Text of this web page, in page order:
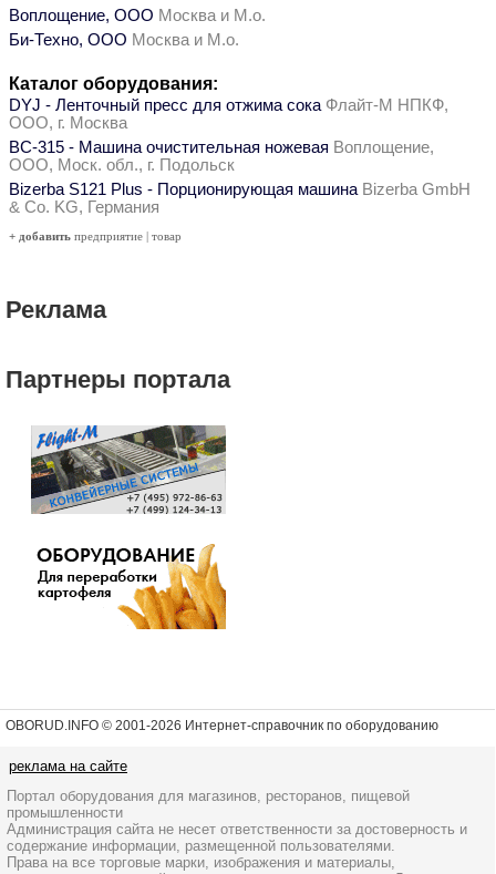
Воплощение, ООО Москва и М.о.
Би-Техно, ООО Москва и М.о.
Каталог оборудования:
DYJ - Ленточный пресс для отжима сока Флайт-М НПКФ,
ООО, г. Москва
ВС-315 - Машина очистительная ножевая Воплощение,
ООО, Моск. обл., г. Подольск
Bizerba S121 Plus - Порционирующая машина Bizerba GmbH
& Co. KG, Германия
+ добавить предприятие | товар
Реклама
Партнеры портала
OBORUD.INFO © 2001-2026 Интернет-справочник по оборудованию
реклама на сайте
Портал оборудования для магазинов, ресторанов, пищевой
промышленности
Администрация сайта не несет ответственности за достоверность и
содержание информации, размещенной пользователями.
Права на все торговые марки, изображения и материалы,